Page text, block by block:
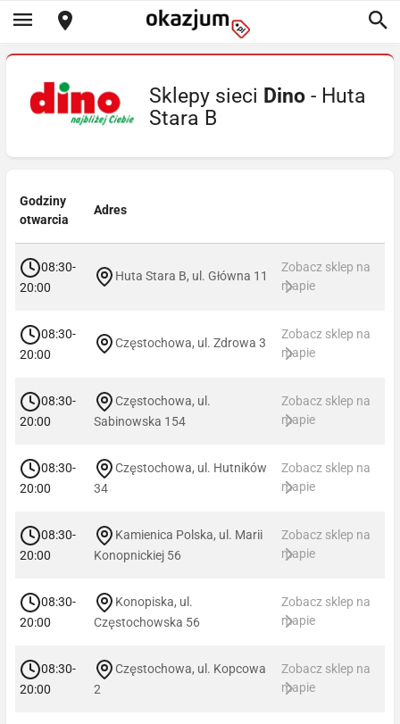
Sklepy sieci Dino - Huta
Stara B
Godziny
otwarcia
Adres
08:30-
20:00
Huta Stara B, ul. Główna 11
Zobacz sklep na
mapie
08:30-
20:00
Częstochowa, ul. Zdrowa 3
Zobacz sklep na
mapie
08:30-
20:00
Częstochowa, ul.
Sabinowska 154
Zobacz sklep na
mapie
08:30-
20:00
Częstochowa, ul. Hutników
34
Zobacz sklep na
mapie
08:30-
20:00
Kamienica Polska, ul. Marii
Konopnickiej 56
Zobacz sklep na
mapie
08:30-
20:00
Konopiska, ul.
Częstochowska 56
Zobacz sklep na
mapie
08:30-
20:00
Częstochowa, ul. Kopcowa
2
Zobacz sklep na
mapie